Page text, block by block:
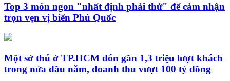
Top 3 món ngon "nhất định phải thử" để cảm nhận
trọn vẹn vị biển Phú Quốc
Một sở thú ở TP.HCM đón gần 1,3 triệu lượt khách
trong nửa đầu năm, doanh thu vượt 100 tỷ đồng